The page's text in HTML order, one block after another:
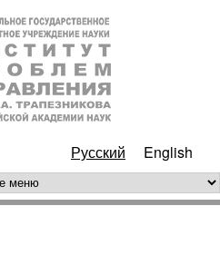
к основному
Русский English
меню